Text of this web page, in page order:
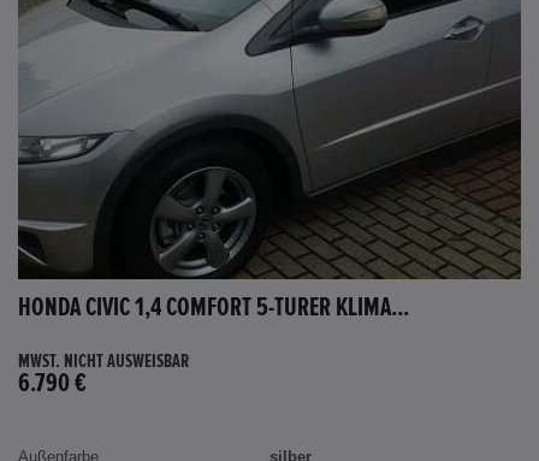
HONDA CIVIC 1,4 COMFORT 5-TÜRER KLIMA...
MWST. NICHT AUSWEISBAR
6.790 €
Außenfarbe
silber